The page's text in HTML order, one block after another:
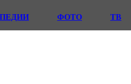
ФОТО ТВ